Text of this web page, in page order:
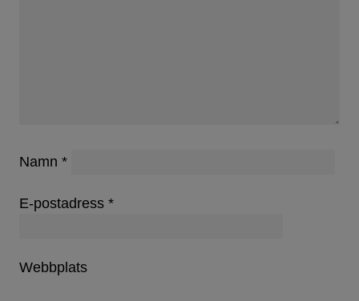
Namn *
E-postadress *
Webbplats